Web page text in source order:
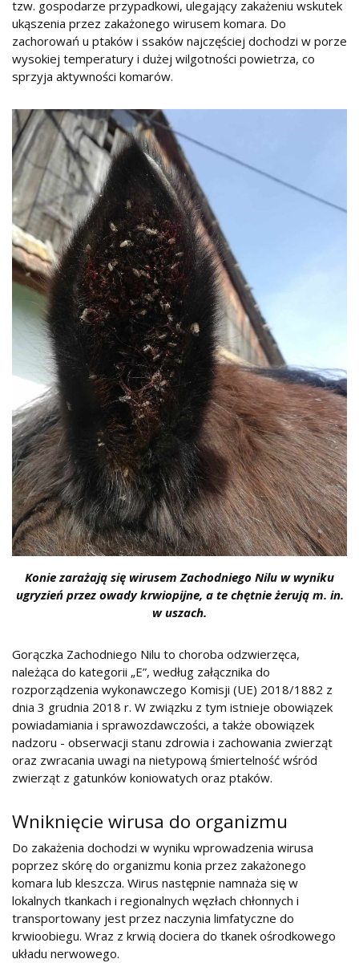
tzw. gospodarze przypadkowi, ulegający zakażeniu wskutek
ukąszenia przez zakażonego wirusem komara. Do
zachorowań u ptaków i ssaków najczęściej dochodzi w porze
wysokiej temperatury i dużej wilgotności powietrza, co
sprzyja aktywności komarów.
Konie zarażają się wirusem Zachodniego Nilu w wyniku
ugryzień przez owady krwiopijne, a te chętnie żerują m. in.
w uszach.
Gorączka Zachodniego Nilu to choroba odzwierzęca,
należąca do kategorii „E”, według załącznika do
rozporządzenia wykonawczego Komisji (UE) 2018/1882 z
dnia 3 grudnia 2018 r. W związku z tym istnieje obowiązek
powiadamiania i sprawozdawczości, a także obowiązek
nadzoru - obserwacji stanu zdrowia i zachowania zwierząt
oraz zwracania uwagi na nietypową śmiertelność wśród
zwierząt z gatunków koniowatych oraz ptaków.
Wniknięcie wirusa do organizmu
Do zakażenia dochodzi w wyniku wprowadzenia wirusa
poprzez skórę do organizmu konia przez zakażonego
komara lub kleszcza. Wirus następnie namnaża się w
lokalnych tkankach i regionalnych węzłach chłonnych i
transportowany jest przez naczynia limfatyczne do
krwioobiegu. Wraz z krwią dociera do tkanek ośrodkowego
układu nerwowego.